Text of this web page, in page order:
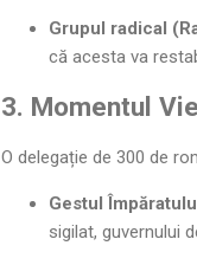
Grupul radical
că acesta va
3. Momentul
O delegație de 300 de
Gestul
sigilat, guvernului